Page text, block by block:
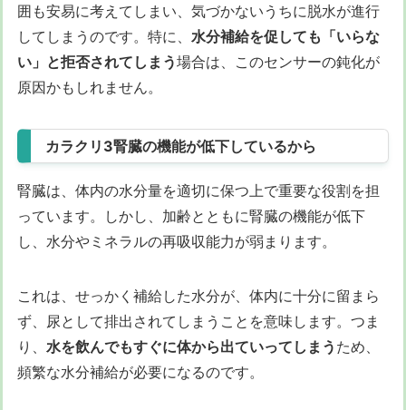
囲も安易に考えてしまい、気づかないうちに脱水が進行
してしまうのです。特に、 水分補給を促しても「いらな
い」と拒否されてしまう場合は、このセンサーの鈍化が
原因かもしれません。
カラクリ3腎臓の機能が低下しているから
腎臓は、体内の水分量を適切に保つ上で重要な役割を担
っています。しかし、加齢とともに腎臓の機能が低下
し、水分やミネラルの再吸収能力が弱まります。
これは、せっかく補給した水分が、体内に十分に留まら
ず、尿として排出されてしまうことを意味します。つま
り、 水を飲んでもすぐに体から出ていってしまう ため、
頻繁な水分補給が必要になるのです。